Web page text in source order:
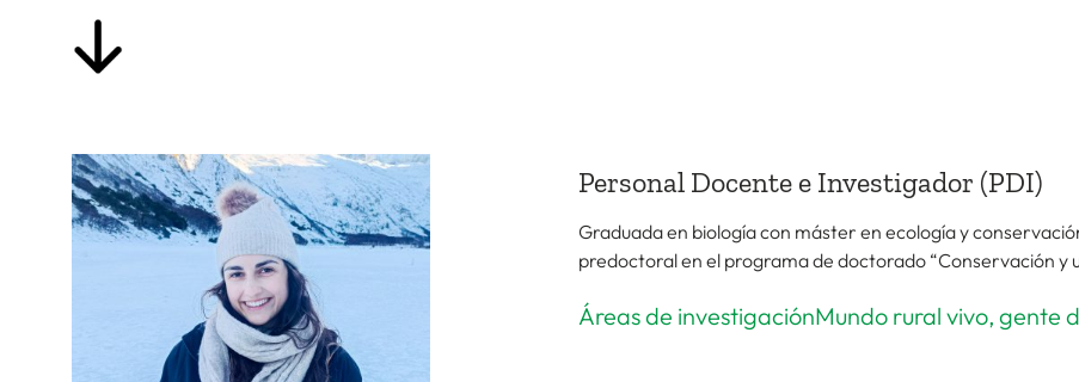
Personal Docente e Investigador (PDI)
Graduada en biología con máster en ecología y
predoctoral en el programa de doctorado “Conservación y
Áreas de investigaciónMundo rural vivo, gente